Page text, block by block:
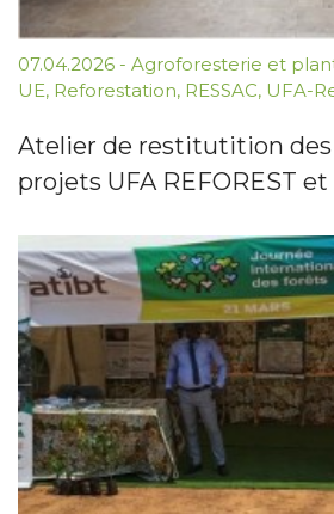
07.04.2026 - Agroforesterie et
UE, Reforestation, RESSAC, UFA-
Atelier de restitutition des
projets UFA REFOREST et